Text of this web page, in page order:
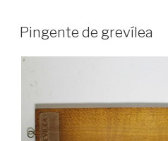
Pingente de grevílea